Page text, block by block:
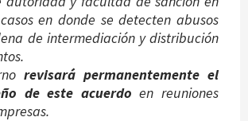
en donde se detecten abusos
de intermediación y distribución
revisará permanentemente el
de este acuerdo en reuniones